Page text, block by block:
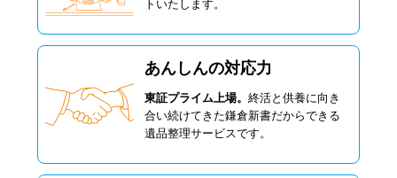
トいたします。
あんしんの対応力
東証プライム上場。終活と供養に向き
合い続けてきた鎌倉新書だからできる
遺品整理サービスです。